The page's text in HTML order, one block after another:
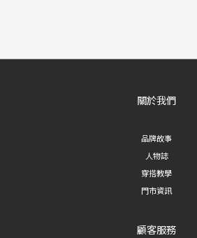
關於我們
品牌故事
人物誌
穿搭教學
門市資訊
顧客服務